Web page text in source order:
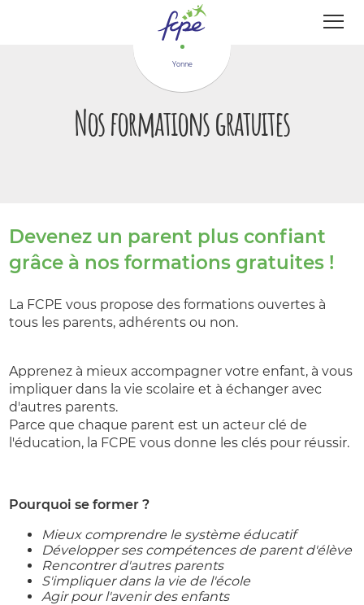
Yonne
Nos formations gratuites
Devenez un parent plus confiant
grâce à nos formations gratuites !
La FCPE vous propose des formations ouvertes à
tous les parents, adhérents ou non.
Apprenez à mieux accompagner votre enfant, à vous
impliquer dans la vie scolaire et à échanger avec
d'autres parents.
Parce que chaque parent est un acteur clé de
l'éducation, la FCPE vous donne les clés pour réussir.
Pourquoi se former ?
Mieux comprendre le système éducatif
Développer ses compétences de parent d'élève
Rencontrer d'autres parents
S'impliquer dans la vie de l'école
Agir pour l'avenir des enfants
Panneau de gestion des cookies